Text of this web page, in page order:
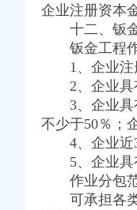
企业注册资本
十二、钣金
钣金工程作
1、企业注
2、企业具
3、企业具有
不少于50％；
4、企业近3
5、企业具
作业分包
可承担各类